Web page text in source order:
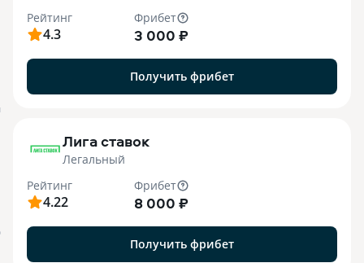
Рейтинг
4.3
Фрибет
3 000 ₽
Получить фрибет
Лига ставок
Легальный
Рейтинг
4.22
Фрибет
8 000 ₽
Получить фрибет